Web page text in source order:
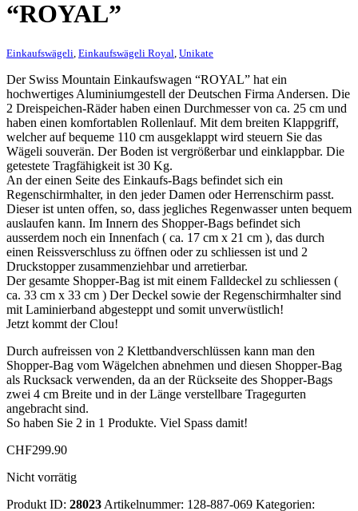
“ROYAL”
Einkaufswägeli, Einkaufswägeli Royal, Unikate
Der Swiss Mountain Einkaufswagen “ROYAL” hat ein
hochwertiges Aluminiumgestell der Deutschen Firma Andersen. Die
2 Dreispeichen-Räder haben einen Durchmesser von ca. 25 cm und
haben einen komfortablen Rollenlauf. Mit dem breiten Klappgriff,
welcher auf bequeme 110 cm ausgeklappt wird steuern Sie das
Wägeli souverän. Der Boden ist vergrößerbar und einklappbar. Die
getestete Tragfähigkeit ist 30 Kg.
An der einen Seite des Einkaufs-Bags befindet sich ein
Regenschirmhalter, in den jeder Damen oder Herrenschirm passt.
Dieser ist unten offen, so, dass jegliches Regenwasser unten bequem
auslaufen kann. Im Innern des Shopper-Bags befindet sich
ausserdem noch ein Innenfach ( ca. 17 cm x 21 cm ), das durch
einen Reissverschluss zu öffnen oder zu schliessen ist und 2
Druckstopper zusammenziehbar und arretierbar.
Der gesamte Shopper-Bag ist mit einem Falldeckel zu schliessen (
ca. 33 cm x 33 cm ) Der Deckel sowie der Regenschirmhalter sind
mit Laminierband abgesteppt und somit unverwüstlich!
Jetzt kommt der Clou!
Durch aufreissen von 2 Klettbandverschlüssen kann man den
Shopper-Bag vom Wägelchen abnehmen und diesen Shopper-Bag
als Rucksack verwenden, da an der Rückseite des Shopper-Bags
zwei 4 cm Breite und in der Länge verstellbare Tragegurten
angebracht sind.
So haben Sie 2 in 1 Produkte. Viel Spass damit!
CHF299.90
Nicht vorrätig
Produkt ID: 28023 Artikelnummer: 128-887-069 Kategorien: